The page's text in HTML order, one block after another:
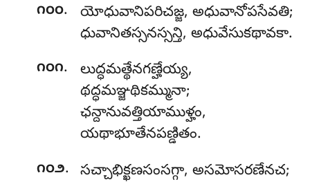
౧౦౦.
యోధువానిపరిచజ్జ, అధువానోపసేవతి;
ధువానితస్సనస్సన్తి, అధువేసుకథావకా.
౧౦౧. లుద్ధమత్థేనగణ్హేయ్య,
థద్ధమఞ్జథికమ్మునా;
ఛన్దానువత్తియాముళ్హం,
యథాభూతేనపణ్డితం.
౧౦౨.
సచ్చాభిక్ఖణసంసగ్గా, అసమోసరణేనచ;